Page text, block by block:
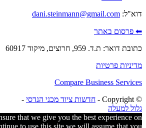
דוא"ל: dani.steinmann@gmail.com
⬅ פרסום באתר
כתובת דואר: ת.ד. 959, חרוצים, מיקוד 60917
מדיניות פרטיות
Compare Business Services
© ‫Copyright -
חדשות ציוד מכני הנדסי -
גלול למעלה
that we give you the best experience on
to use this site we will assume that you